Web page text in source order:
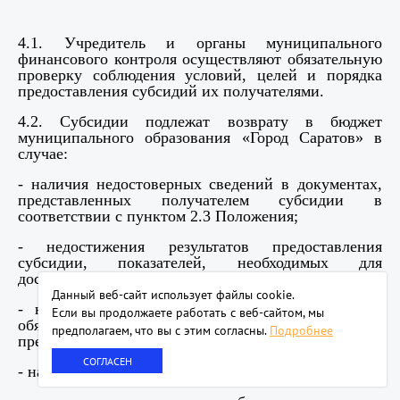
4.1. Учредитель и органы муниципального
финансового контроля осуществляют обязательную
проверку соблюдения условий, целей и порядка
предоставления субсидий их получателями.
4.2. Субсидии подлежат возврату в бюджет
муниципального образования «Город Саратов» в
случае:
- наличия недостоверных сведений в документах,
представленных получателем субсидии в
соответствии с пунктом 2.3 Положения;
- недостижения результатов предоставления
субсидии, показателей, необходимых для
достижения результатов предоставления субсидии;
- неисполнения или ненадлежащего исполнения
обязательств по договору (соглашению) о
предоставлении субсидии;
- нарушения условий предоставления субсидии;
Данный веб-сайт использует файлы сookie.
Если вы продолжаете работать с веб-сайтом, мы
предполагаем, что вы с этим согласны. Подробнее
СОГЛАСЕН